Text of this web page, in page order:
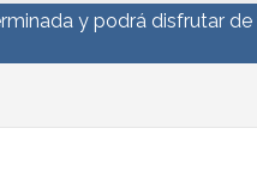
y podrá disfrutar